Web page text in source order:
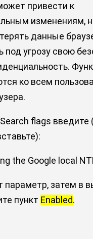
привести к
изменениям,
данные
под угрозу свою
ко всем
flags введите
the Google local
параметр, затем в
пункт Enabled.